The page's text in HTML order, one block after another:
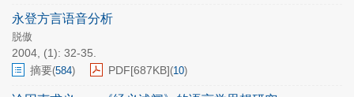
永登方言语音分析
脱傲
2004, (1): 32-35.
摘要(584) PDF[687KB](10)